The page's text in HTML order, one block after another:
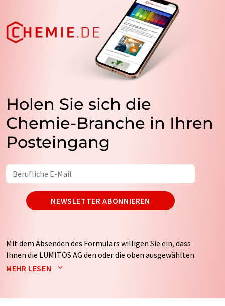
Holen Sie sich die
Chemie-Branche in Ihren
Posteingang
NEWSLETTER ABONNIEREN
Mit dem Absenden des Formulars willigen Sie ein, dass
Ihnen die LUMITOS AG den oder die oben ausgewählten
Newsletter per E-Mail zusendet. Ihre Daten werden
auf Basis unsererDatenschutzerklärung. LUMITOS darf
MEHR LESEN